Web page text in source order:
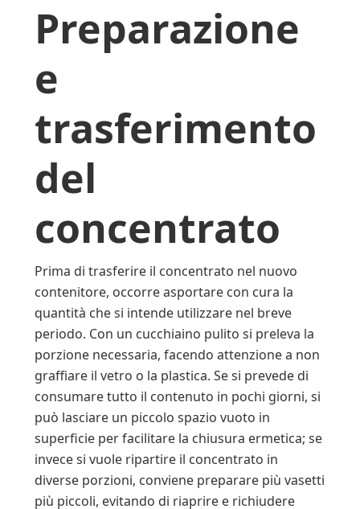
Preparazione
e
trasferimento
del
concentrato
Prima di trasferire il concentrato nel nuovo
contenitore, occorre asportare con cura la
quantità che si intende utilizzare nel breve
periodo. Con un cucchiaino pulito si preleva la
porzione necessaria, facendo attenzione a non
graffiare il vetro o la plastica. Se si prevede di
consumare tutto il contenuto in pochi giorni, si
può lasciare un piccolo spazio vuoto in
superficie per facilitare la chiusura ermetica; se
invece si vuole ripartire il concentrato in
diverse porzioni, conviene preparare più vasetti
più piccoli, evitando di riaprire e richiudere